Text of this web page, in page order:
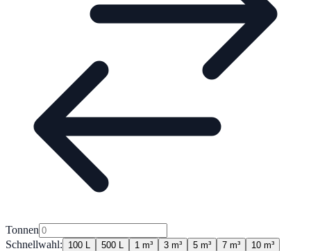
Tonnen
Schnellwahl:
100 L 500 L 1 m³ 3 m³ 5 m³ 7 m³ 10 m³